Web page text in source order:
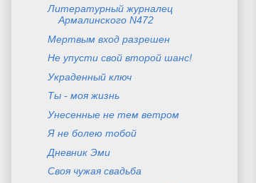
Литературный журналец
Армалинского N472
Мертвым вход разрешен
Не упусти свой второй шанс!
Украденный ключ
Ты - моя жизнь
Унесенные не тем ветром
Я не болею тобой
Дневник Эми
Своя чужая свадьба